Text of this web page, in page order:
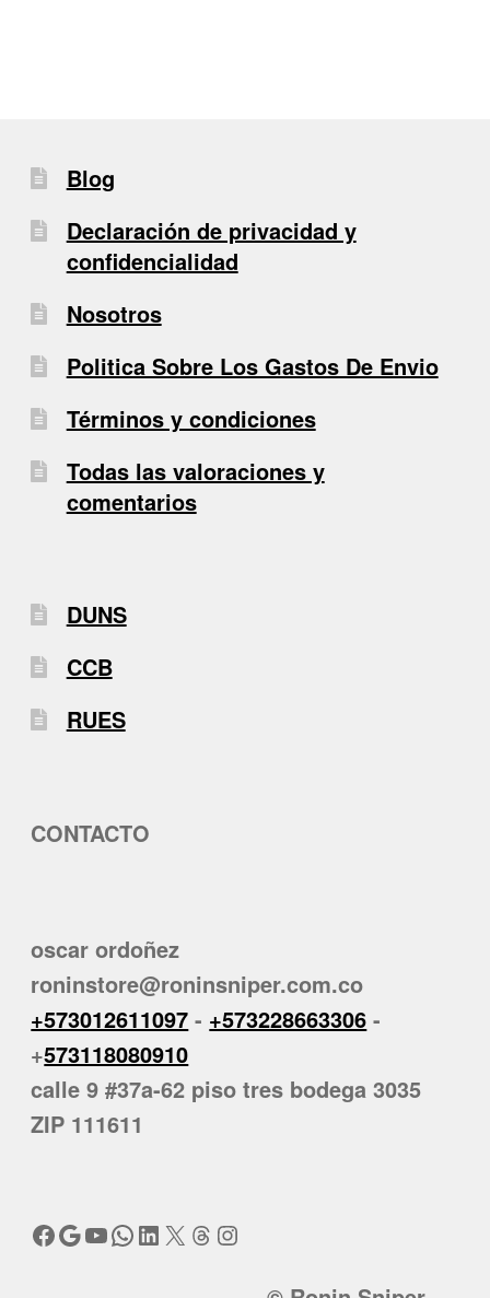
Blog
Declaración de privacidad y
confidencialidad
Nosotros
Politica Sobre Los Gastos De Envio
Términos y condiciones
Todas las valoraciones y
comentarios
DUNS
CCB
RUES
CONTACTO
oscar ordoñez
roninstore@roninsniper.com.co
+573012611097 - +573228663306 -
+573118080910
calle 9 #37a-62 piso tres bodega 3035
ZIP 111611
Facebook
Google
YouTube
WhatsApp
LinkedIn
X Threads
Instagram